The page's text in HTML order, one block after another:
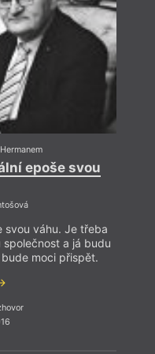
epoše svou
svou váhu. Je třeba
a já budu
moci přispět.